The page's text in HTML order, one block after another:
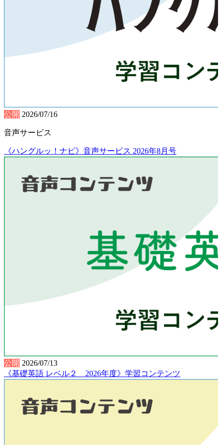
公開 2026/07/16
音声サービス
《ハングルッ！ナビ》音声サービス 2026年8月号
公開 2026/07/13
《基礎英語 レベル２ 2026年度》学習コンテンツ